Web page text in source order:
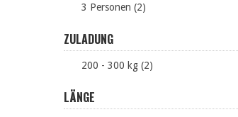
3 Personen (2)
ZULADUNG
200 - 300 kg (2)
LÄNGE